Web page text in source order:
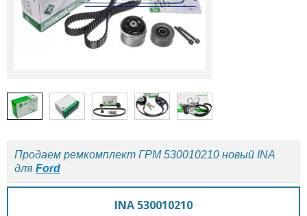
Продаем ремкомплект ГРМ 530010210 новый INA
для Ford
INA 530010210